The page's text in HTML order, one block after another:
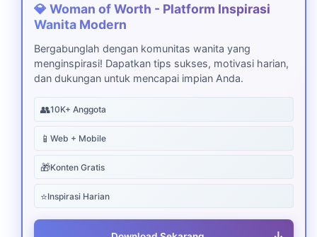
💎 Woman of Worth - Platform Inspirasi
Wanita Modern
Bergabunglah dengan komunitas wanita yang
menginspirasi! Dapatkan tips sukses, motivasi harian,
dan dukungan untuk mencapai impian Anda.
👥10K+ Anggota
📱 Web + Mobile
🎁Konten Gratis
⭐Inspirasi Harian